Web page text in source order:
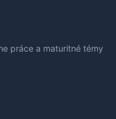
práce a maturitné témy